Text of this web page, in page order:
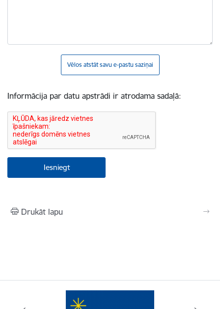
Vēlos atstāt savu e-pastu saziņai
Informācija par datu apstrādi ir atrodama sadaļā:
Drukāt lapu